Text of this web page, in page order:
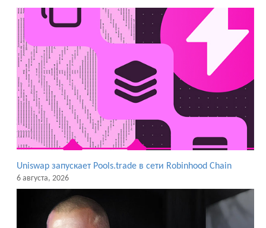
Uniswap запускает Pools.trade в сети Robinhood Chain
6 августа, 2026